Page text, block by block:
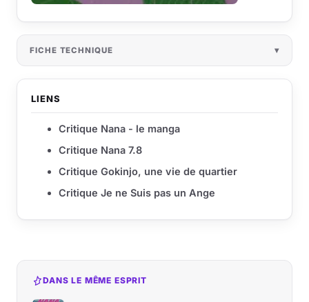
FICHE TECHNIQUE
LIENS
Critique Nana - le manga
Critique Nana 7.8
Critique Gokinjo, une vie de quartier
Critique Je ne Suis pas un Ange
DANS LE MÊME ESPRIT